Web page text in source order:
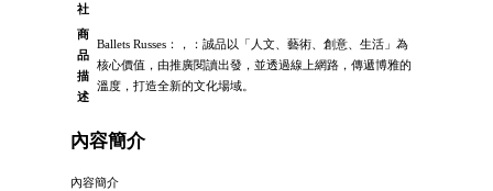
社
商
品
描
述
Ballets Russes：，：誠品以「人文、藝術、創意、生活」為
核心價值，由推廣閱讀出發，並透過線上網路，傳遞博雅的
溫度，打造全新的文化場域。
內容簡介
內容簡介